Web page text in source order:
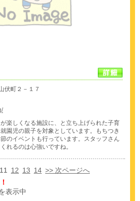
伏町２－１７
楽しくなる施設に、と立ち上げられた子育
園児の親子を対象としています。もちつき
のイベントも行っています。スタッフさん
れるのは心強いですね。
11 12 13 14 >> 次ページへ
表示中